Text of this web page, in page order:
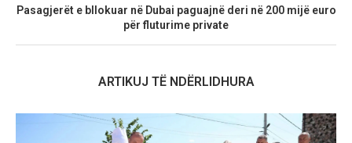
Pasagjerët e bllokuar në Dubai paguajnë deri në 200 mijë euro
për fluturime private
ARTIKUJ TË NDËRLIDHURA